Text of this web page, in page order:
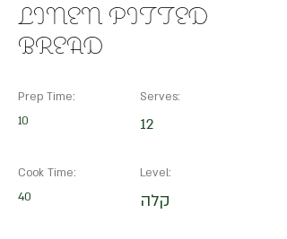
LINEN PITTED
BREAD
Prep Time:
10
Cook Time:
40
Serves:
12
Level:
קלה